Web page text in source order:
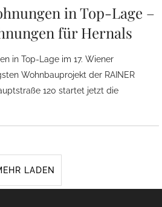
in Top-Lage –
für Hernals
in Top-Lage im 17. Wiener
Wohnbauprojekt der RAINER
120 startet jetzt die
LADEN